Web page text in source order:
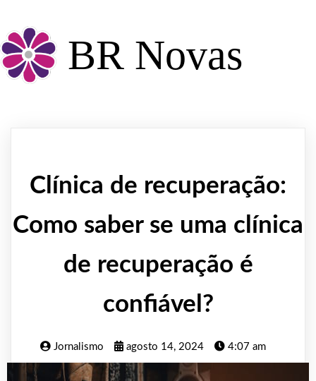
BR Novas
Clínica de recuperação:
Como saber se uma clínica
de recuperação é
confiável?
Jornalismo agosto 14, 2024 4:07 am